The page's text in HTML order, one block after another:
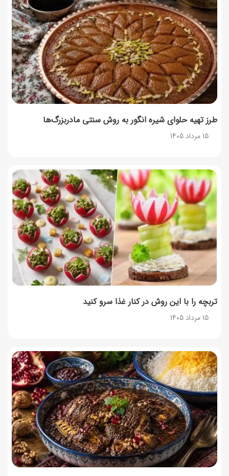
طرز تهیه حلوای شیره انگور به روش سنتی مادربزرگ‌ها
15 مرداد 1405
تربچه را با این روش در کنار غذا سرو کنید
15 مرداد 1405
توصیه‌های مهم برای دفع انواع حشرات در خانه
14 مرداد 1405
طرز تهیه آلبالو شور خانگی؛ خوش‌رنگ و بدون کپک
14 مرداد 1405
طرز تهیه پنکیک با شیره انگور؛ صبحانه‌ای سالم و انرژی‌بخش
14 مرداد 1405
طرز تهیه پش ملبا (پیچ ملبا)؛ دسر کلاسیک هلو و بستنی
13 مرداد 1405
طرز تهیه حلوای بحرینی؛ دسر سنتی خاورمیانه‌ای
13 مرداد 1405